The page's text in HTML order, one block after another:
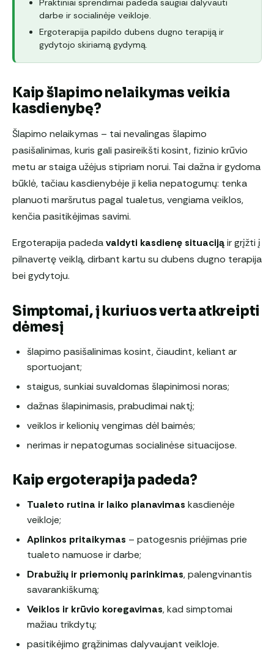
Praktiniai sprendimai padeda saugiai dalyvauti
darbe ir socialinėje veikloje.
Ergoterapija papildo dubens dugno terapiją ir
gydytojo skiriamą gydymą.
Kaip šlapimo nelaikymas veikia
kasdienybę?
Šlapimo nelaikymas – tai nevalingas šlapimo
pasišalinimas, kuris gali pasireikšti kosint, fizinio krūvio
metu ar staiga užėjus stipriam norui. Tai dažna ir gydoma
būklė, tačiau kasdienybėje ji kelia nepatogumų: tenka
planuoti maršrutus pagal tualetus, vengiama veiklos,
kenčia pasitikėjimas savimi.
Ergoterapija padedavaldyti kasdienę situacijąir grįžti į
pilnavertę veiklą, dirbant kartu su dubens dugno terapija
bei gydytoju.
Simptomai, į kuriuos verta atkreipti
dėmesį
šlapimo pasišalinimas kosint, čiaudint, keliant ar
sportuojant;
staigus, sunkiai suvaldomas šlapinimosi noras;
dažnas šlapinimasis, prabudimai naktį;
veiklos ir kelionių vengimas dėl baimės;
nerimas ir nepatogumas socialinėse situacijose.
Kaip ergoterapija padeda?
Tualeto rutina ir laiko planavimas kasdienėje
veikloje;
Aplinkos pritaikymas – patogesnis priėjimas prie
tualeto namuose ir darbe;
Drabužių ir priemonių parinkimas, palengvinantis
savarankiškumą;
Veiklos ir krūvio koregavimas, kad simptomai
mažiau trikdytų;
pasitikėjimo grąžinimas dalyvaujant veikloje.